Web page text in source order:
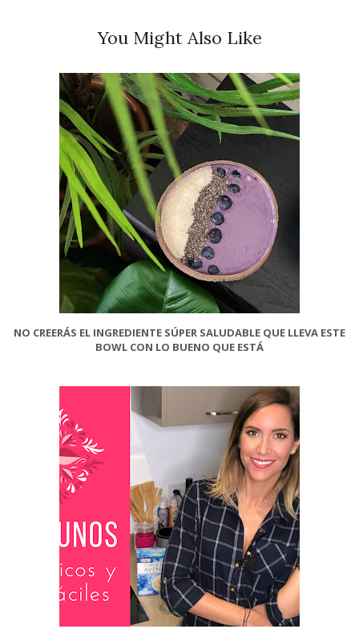
You Might Also Like
NO CREERÁS EL INGREDIENTE SÚPER SALUDABLE QUE LLEVA ESTE
BOWL CON LO BUENO QUE ESTÁ